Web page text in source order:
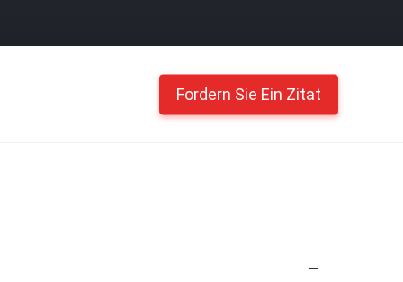
Fordern Sie Ein Zitat